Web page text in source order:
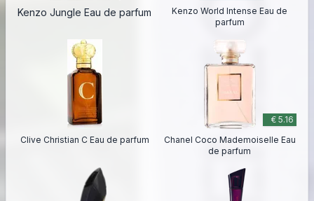
Kenzo Jungle Eau de parfum
Kenzo World Intense Eau de
parfum
Clive Christian C Eau de parfum
€ 5.16
Chanel Coco Mademoiselle Eau
de parfum